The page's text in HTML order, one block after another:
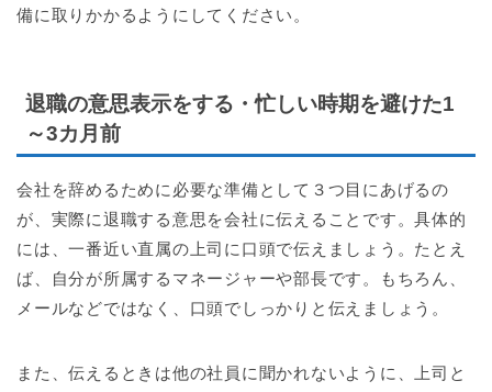
備に取りかかるようにしてください。
退職の意思表示をする・忙しい時期を避けた1
～3カ月前
会社を辞めるために必要な準備として３つ目にあげるの
が、実際に退職する意思を会社に伝えることです。具体的
には、一番近い直属の上司に口頭で伝えましょう。たとえ
ば、自分が所属するマネージャーや部長です。もちろん、
メールなどではなく、口頭でしっかりと伝えましょう。
また、伝えるときは他の社員に聞かれないように、上司と